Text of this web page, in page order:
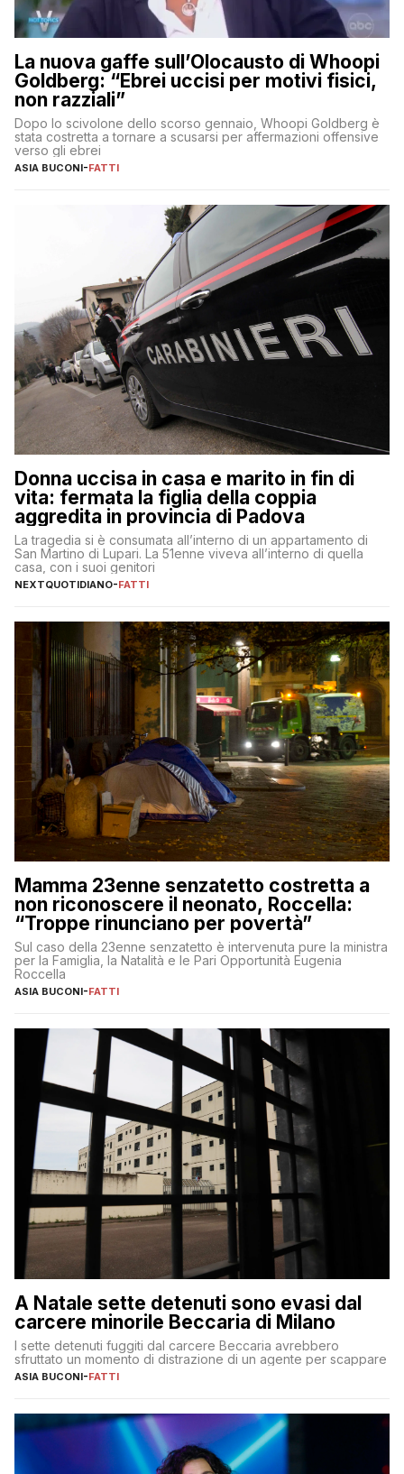
La nuova gaffe sull’Olocausto di Whoopi
Goldberg: “Ebrei uccisi per motivi fisici,
non razziali”
Dopo lo scivolone dello scorso gennaio, Whoopi Goldberg è
stata costretta a tornare a scusarsi per affermazioni offensive
verso gli ebrei
ASIA BUCONI-FATTI
Donna uccisa in casa e marito in fin di
vita: fermata la figlia della coppia
aggredita in provincia di Padova
La tragedia si è consumata all’interno di un appartamento di
San Martino di Lupari. La 51enne viveva all’interno di quella
casa, con i suoi genitori
NEXTQUOTIDIANO-FATTI
Mamma 23enne senzatetto costretta a
non riconoscere il neonato, Roccella:
“Troppe rinunciano per povertà”
Sul caso della 23enne senzatetto è intervenuta pure la ministra
per la Famiglia, la Natalità e le Pari Opportunità Eugenia
Roccella
ASIA BUCONI-FATTI
A Natale sette detenuti sono evasi dal
carcere minorile Beccaria di Milano
I sette detenuti fuggiti dal carcere Beccaria avrebbero
sfruttato un momento di distrazione di un agente per scappare
ASIA BUCONI-FATTI